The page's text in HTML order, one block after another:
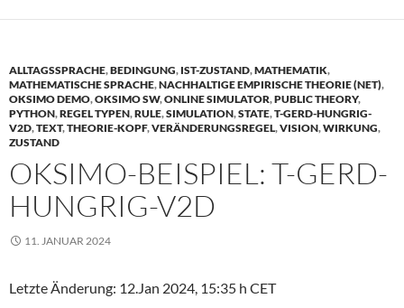
ALLTAGSSPRACHE,BEDINGUNG, IST-ZUSTAND,MATHEMATIK,
MATHEMATISCHE SPRACHE,NACHHALTIGE EMPIRISCHE THEORIE (NET),
OKSIMO DEMO,OKSIMO SW,ONLINE SIMULATOR,PUBLIC THEORY,
PYTHON,REGEL TYPEN,RULE,SIMULATION,STATE,T-GERD-HUNGRIG-
V2D,TEXT,THEORIE-KOPF,VERÄNDERUNGSREGEL,VISION,WIRKUNG,
ZUSTAND
OKSIMO-BEISPIEL: T-GERD-
HUNGRIG-V2D
11. JANUAR 2024
Letzte Änderung: 12.Jan 2024, 15:35 h CET